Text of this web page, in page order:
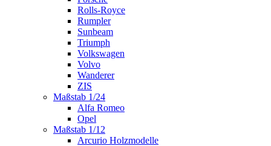
Rolls-Royce
Rumpler
Sunbeam
Triumph
Volkswagen
Volvo
Wanderer
ZIS
Maßstab 1/24
Alfa Romeo
Opel
Maßstab 1/12
Arcurio Holzmodelle